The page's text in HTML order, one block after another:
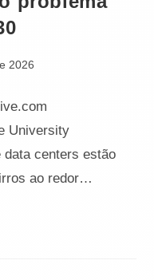
2026
University
data centers estão
ao redor…